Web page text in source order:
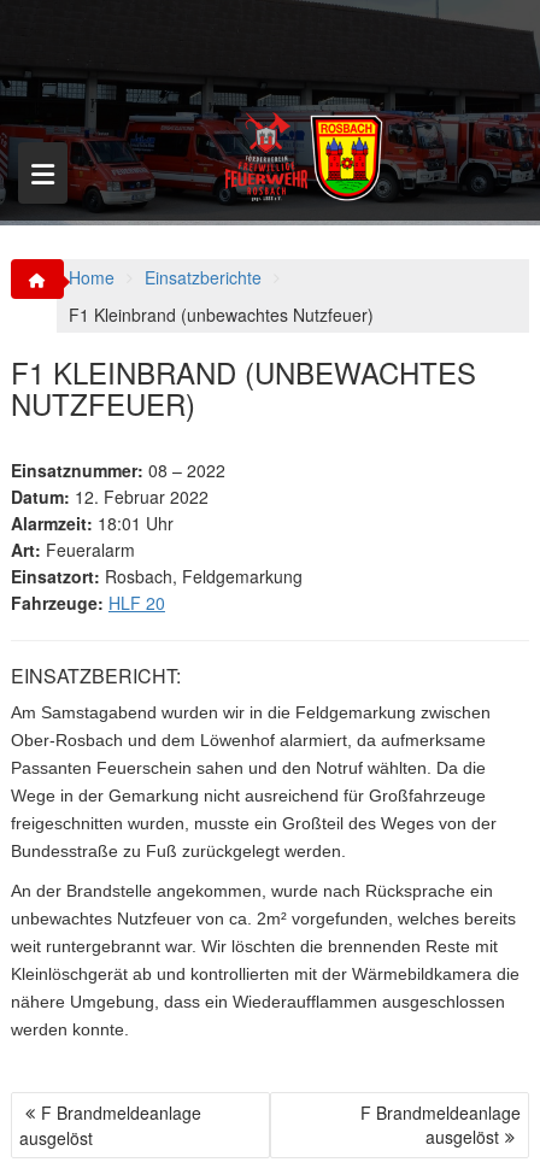
p
o
c
o
n
t
Home
Einsatzberichte
F1 Kleinbrand (unbewachtes Nutzfeuer)
F1 KLEINBRAND (UNBEWACHTES
NUTZFEUER)
Einsatznummer: 08 – 2022
Datum: 12. Februar 2022
Alarmzeit: 18:01 Uhr
Art: Feueralarm
Einsatzort: Rosbach, Feldgemarkung
Fahrzeuge: HLF 20
EINSATZBERICHT:
Am Samstagabend wurden wir in die Feldgemarkung zwischen
Ober-Rosbach und dem Löwenhof alarmiert, da aufmerksame
Passanten Feuerschein sahen und den Notruf wählten. Da die
Wege in der Gemarkung nicht ausreichend für Großfahrzeuge
freigeschnitten wurden, musste ein Großteil des Weges von der
Bundesstraße zu Fuß zurückgelegt werden.
An der Brandstelle angekommen, wurde nach Rücksprache ein
unbewachtes Nutzfeuer von ca. 2m² vorgefunden, welches bereits
weit runtergebrannt war. Wir löschten die brennenden Reste mit
Kleinlöschgerät ab und kontrollierten mit der Wärmebildkamera die
nähere Umgebung, dass ein Wiederaufflammen ausgeschlossen
werden konnte.
B
E
F Brandmeldeanlage
ausgelöst
F Brandmeldeanlage
ausgelöst